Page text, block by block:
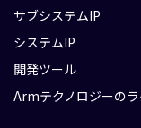
サブシステムIP
システムIP
開発ツール
Armテクノロジーの